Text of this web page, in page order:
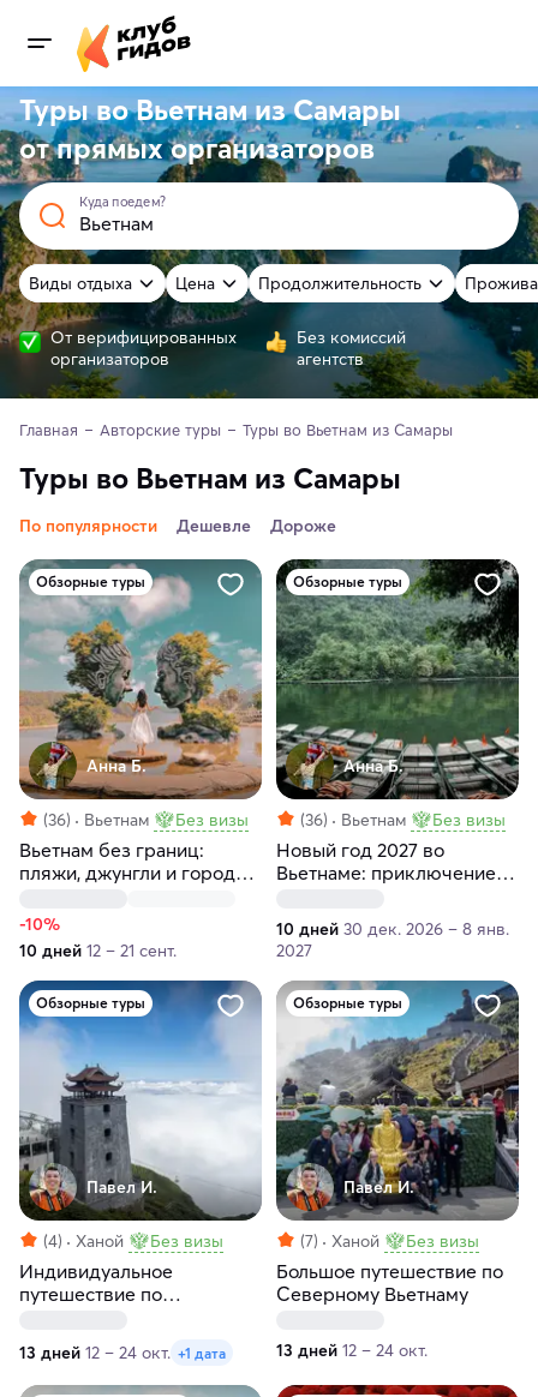
Туры во Вьетнам из Самары
отпрямыхорганизаторов
Куда поедем?
Виды отдыха Цена Продолжительность
От верифицированных
организаторов
Без комиссий
агентств
Главная Авторские туры Туры во Вьетнам из Самары
Туры во Вьетнам из Самары
По популярности Дешевле Дороже
Обзорные туры
Анна Б.
(36) Вьетнам Без визы
Вьетнам без границ:
пляжи, джунгли и города.
впечатлений
-10%
10 дней 12 – 21 сент.
Обзорные туры
Анна Б.
(36) Вьетнам Без визы
Новый год 2027 во
Вьетнаме: приключение
настоящие эмоции
10 дней 30 дек. 2026 – 8 янв.
2027
Обзорные туры
Павел И.
(4) Ханой Без визы
Индивидуальное
путешествие по
13 дней 12 – 24 окт. +1 дата
Обзорные туры
Павел И.
(7) Ханой Без визы
Большое путешествие по
Северному Вьетнаму
13 дней 12 – 24 окт.